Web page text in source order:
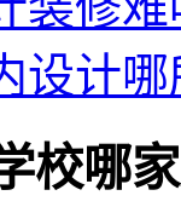
设计
校哪